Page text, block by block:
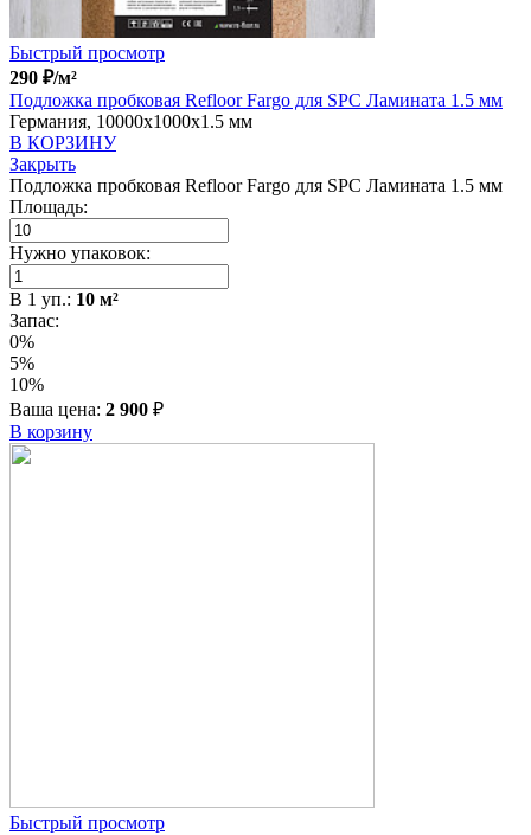
Быстрый просмотр
290 ₽/м²
Подложка пробковая Refloor Fargo для SPC Ламината 1.5 мм
Германия, 10000x1000x1.5 мм
В КОРЗИНУ
Закрыть
Подложка пробковая Refloor Fargo для SPC Ламината 1.5 мм
Площадь:
Нужно упаковок:
В 1 уп.: 10 м²
Запас:
0%
5%
10%
Ваша цена: 2 900 ₽
В корзину
Быстрый просмотр